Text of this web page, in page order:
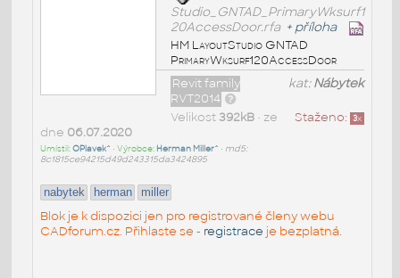
Studio_GNTAD_PrimaryWksurf1
20AccessDoor.rfa + příloha
HM LayoutStudio GNTAD
PrimaryWksurf120AccessDoor
kat:Nábytek
Revit family
RVT2014
Staženo: 3x
Velikost392kB• ze
dne 06.07.2020
Umístil:OPlavek^ • Výrobce: Herman Miller^ • md5:
8c1815ce94215d49d243315da3424895
nabytek herman miller
Blok je k dispozici jen pro registrované členy webu
CADforum.cz. Přihlaste se - registrace je bezplatná.